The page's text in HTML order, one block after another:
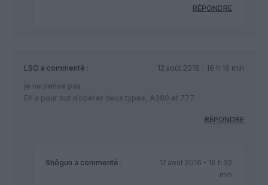
RÉPONDRE
LSO a commenté :
12 août 2016 - 16 h 16 min
je ne pense pas.
EK a pour but d’opérer deux types, A380 et 777.
RÉPONDRE
Shôgun a commenté :
12 août 2016 - 16 h 32
min